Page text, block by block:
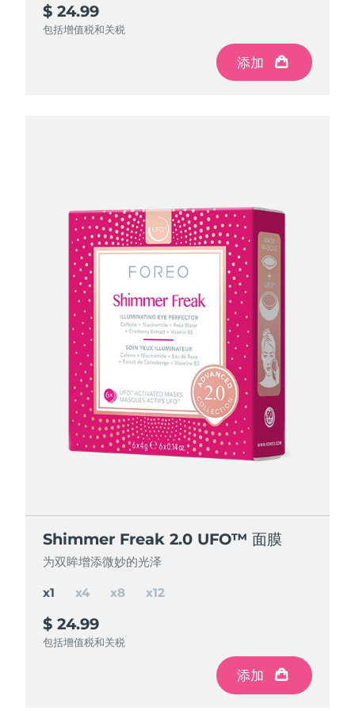
$ 24.99
包括增值税和关税
添加
$ 84.97
包括增值税和关税
添加
$ 150 $ 199.92
包括增值税和关税
添加
$ 195 $ 299.88
包括增值税和关税
添加
Shimmer Freak 2.0 UFO™ 面膜
为双眸增添微妙的光泽
$ 24.99
包括增值税和关税
添加
Shimmer Freak 2.0 UFO™ 面膜
为双眸增添微妙的光泽
$ 84.97
包括增值税和关税
添加
Shimmer Freak 2.0 UFO™ 面膜
为双眸增添微妙的光泽
$ 150 $ 199.92
包括增值税和关税
添加
Shimmer Freak 2.0 UFO™ 面膜
为双眸增添微妙的光泽
$ 195 $ 299.88
包括增值税和关税
添加
x1 x4 x8 x12